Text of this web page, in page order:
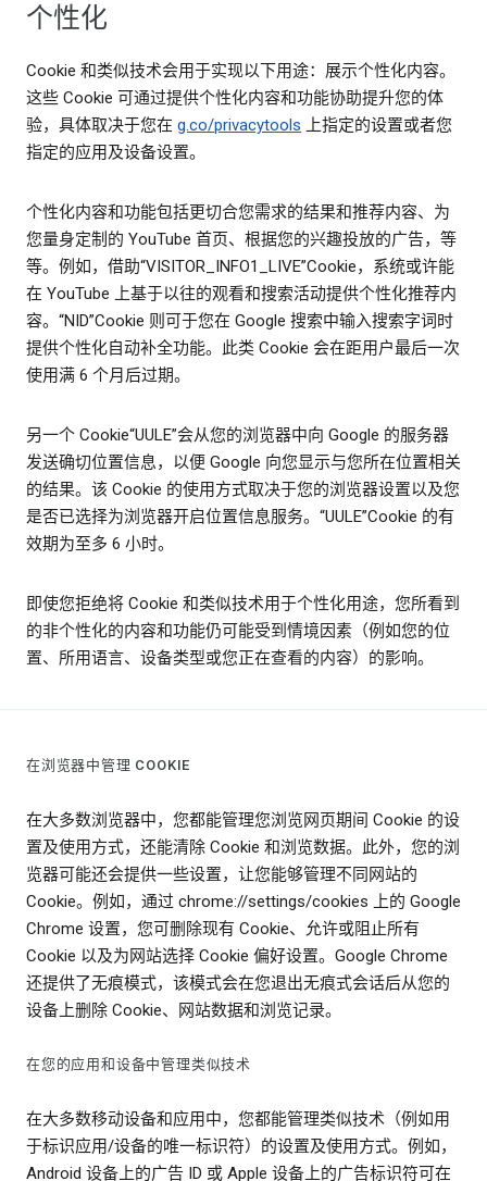
个性化
Cookie 和类似技术会用于实现以下用途：展示个性化内容。
这些 Cookie 可通过提供个性化内容和功能协助提升您的体
验，具体取决于您在 g.co/privacytools 上指定的设置或者您
指定的应用及设备设置。
个性化内容和功能包括更切合您需求的结果和推荐内容、为
您量身定制的 YouTube 首页、根据您的兴趣投放的广告，等
等。例如，借助“VISITOR_INFO1_LIVE”Cookie，系统或许能
在 YouTube 上基于以往的观看和搜索活动提供个性化推荐内
容。“NID”Cookie 则可于您在 Google 搜索中输入搜索字词时
提供个性化自动补全功能。此类 Cookie 会在距用户最后一次
使用满 6 个月后过期。
另一个 Cookie“UULE”会从您的浏览器中向 Google 的服务器
发送确切位置信息，以便 Google 向您显示与您所在位置相关
的结果。该 Cookie 的使用方式取决于您的浏览器设置以及您
是否已选择为浏览器开启位置信息服务。“UULE”Cookie 的有
效期为至多 6 小时。
即使您拒绝将 Cookie 和类似技术用于个性化用途，您所看到
的非个性化的内容和功能仍可能受到情境因素（例如您的位
置、所用语言、设备类型或您正在查看的内容）的影响。
在浏览器中管理 COOKIE
在大多数浏览器中，您都能管理您浏览网页期间 Cookie 的设
置及使用方式，还能清除 Cookie 和浏览数据。此外，您的浏
览器可能还会提供一些设置，让您能够管理不同网站的
Cookie。例如，通过 chrome://settings/cookies 上的 Google
Chrome 设置，您可删除现有 Cookie、允许或阻止所有
Cookie 以及为网站选择 Cookie 偏好设置。Google Chrome
还提供了无痕模式，该模式会在您退出无痕式会话后从您的
设备上删除 Cookie、网站数据和浏览记录。
在您的应用和设备中管理类似技术
在大多数移动设备和应用中，您都能管理类似技术（例如用
于标识应用/设备的唯一标识符）的设置及使用方式。例如，
Android 设备上的广告 ID 或 Apple 设备上的广告标识符可在